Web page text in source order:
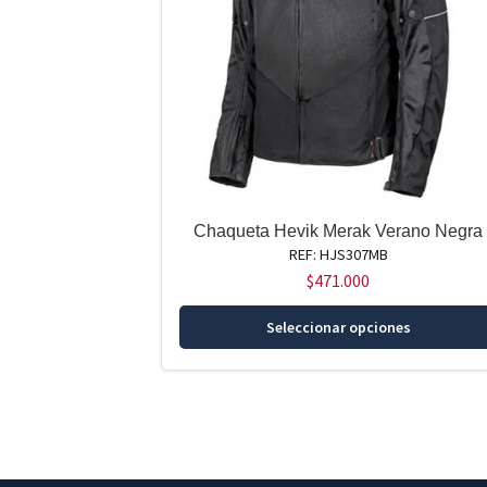
Chaqueta Hevik Merak Verano Negra
REF: HJS307MB
$471.000
Seleccionar opciones